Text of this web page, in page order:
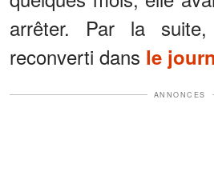
arrêter. Par la suite,
reconverti dans le
ANNONCES